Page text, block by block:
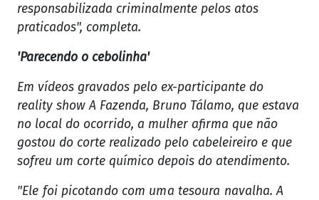
responsabilizada criminalmente pelos atos
praticados", completa.
'Parecendo o cebolinha'
Em vídeos gravados pelo ex-participante do
reality show A Fazenda, Bruno Tálamo, que estava
no local do ocorrido, a mulher afirma que não
gostou do corte realizado pelo cabeleireiro e que
sofreu um corte químico depois do atendimento.
"Ele foi picotando com uma tesoura navalha. A